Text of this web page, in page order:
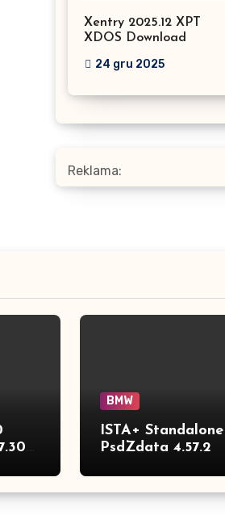
Xentry 2025.12 XPT
XDOS Download
24 gru 2025
Reklama:
BMW
ISTA+ Standalone
PsdZdata 4.57.2